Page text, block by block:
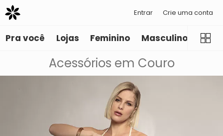
Entrar Crie uma conta
Pra você Lojas Feminino Masculino
Acessórios em Couro